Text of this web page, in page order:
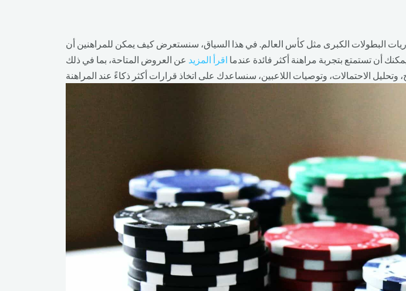
البطولات الكبرى مثل كأس العالم. في هذا السياق، سنستعرض كيف يمكن للمراهنين أن
اقرأ المزيد عن العروض المتاحة، بما في ذلك